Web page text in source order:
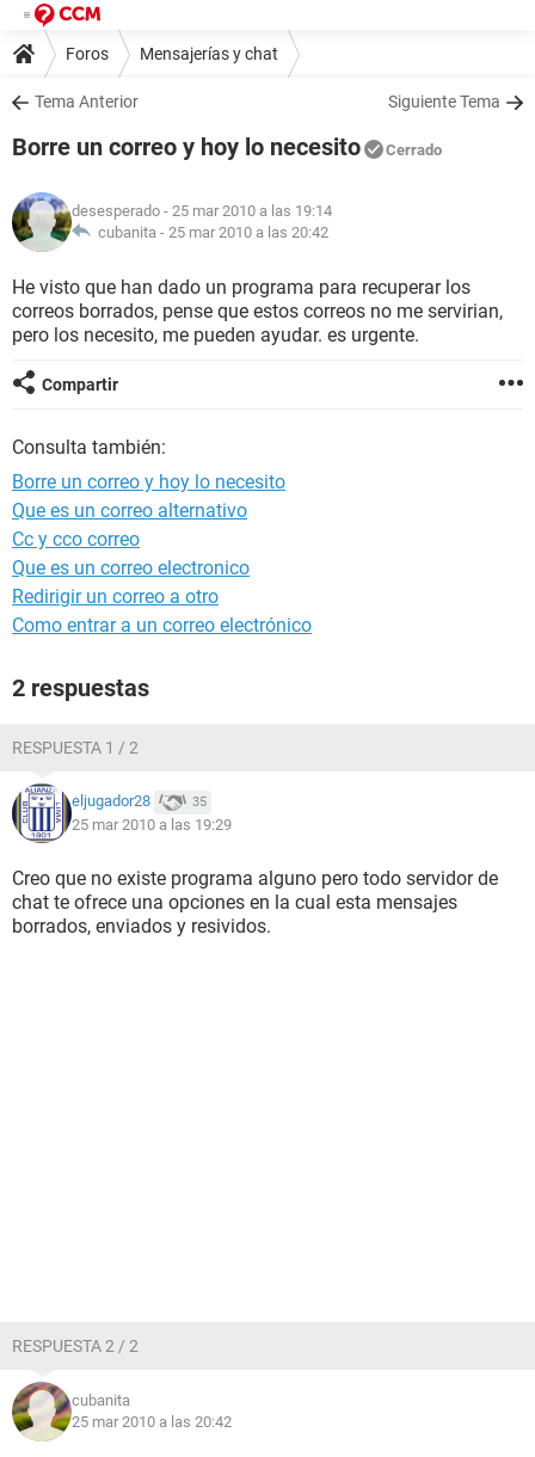
Foros Mensajerías y chat
Tema Anterior Siguiente Tema
Borre un correo y hoy lo necesito Cerrado
desesperado - 25 mar 2010 a las 19:14
cubanita - 25 mar 2010 a las 20:42
He visto que han dado un programa para recuperar los
correos borrados, pense que estos correos no me servirian,
pero los necesito, me pueden ayudar. es urgente.
Compartir
Consulta también:
Borre un correo y hoy lo necesito
Que es un correo alternativo
Cc y cco correo
Que es un correo electronico
Redirigir un correo a otro
Como entrar a un correo electrónico
2 respuestas
RESPUESTA 1 / 2
eljugador28 35
25 mar 2010 a las 19:29
Creo que no existe programa alguno pero todo servidor de
chat te ofrece una opciones en la cual esta mensajes
borrados, enviados y resividos.
RESPUESTA 2 / 2
cubanita
25 mar 2010 a las 20:42